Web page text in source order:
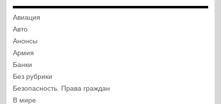
Авиация
Авто
Анонсы
Армия
Банки
Без рубрики
Безопасность. Права граждан
В мире